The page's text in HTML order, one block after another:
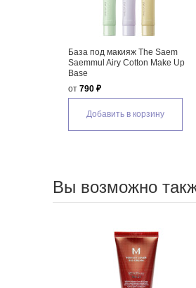
База под макияж The Saem
Saemmul Airy Cotton Make Up
Base
от790 ₽
Добавить в корзину
Вы возможно